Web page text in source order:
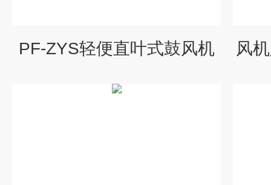
PF-ZYS轻便直叶式鼓风机 风